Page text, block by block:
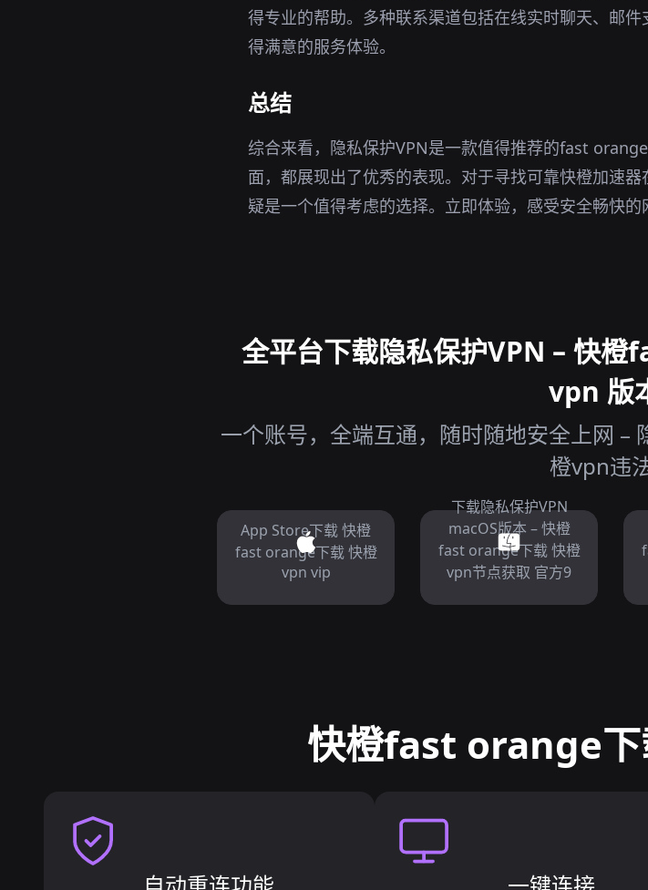
得专业的帮助。多种联系渠道包括在线实时聊天、邮
得满意的服务体验。
总结
综合来看，隐私保护VPN是一款值得推荐的fast
面，都展现出了优秀的表现。对于寻找可靠快橙加速
疑是一个值得考虑的选择。立即体验，感受安全畅快的
全平台下载隐私保护VPN – 快
vpn 版
一个账号，全端互通，随时随地安全上网
橙vpn违
App Store下载 快橙
fast orange下载 快橙
vpn vip
下载隐私保护VPN
macOS版本 – 快橙
fast orange下载 快橙
vpn节点获取 官方9
快橙fast orange下